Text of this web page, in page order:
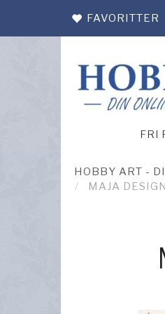
FAVORITTER
FRI
HOBBY ART -
MAJA